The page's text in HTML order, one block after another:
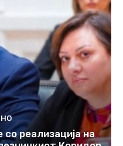
реализација на